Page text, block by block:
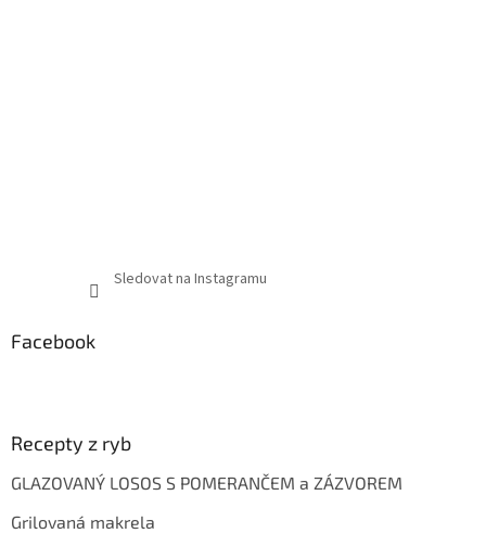
Sledovat na Instagramu
Facebook
Recepty z ryb
GLAZOVANÝ LOSOS S POMERANČEM a ZÁZVOREM
Grilovaná makrela